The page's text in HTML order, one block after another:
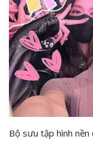
Bộ sưu tập hình